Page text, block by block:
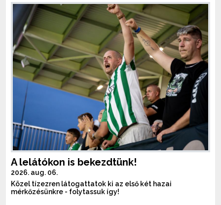
A lelátókon is bekezdtünk!
2026. aug. 06.
Közel tízezren látogattatok ki az első két hazai
mérkőzésünkre - folytassuk így!